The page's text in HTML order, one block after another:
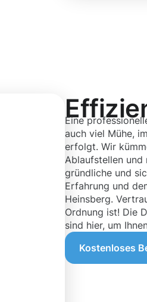
Eine
auch viel Mühe,
erfolgt. Wir
Ablaufstellen und
gründliche und
Erfahrung und
Heinsberg.
Ordnung ist! Die
sind hier, um
Kostenloses